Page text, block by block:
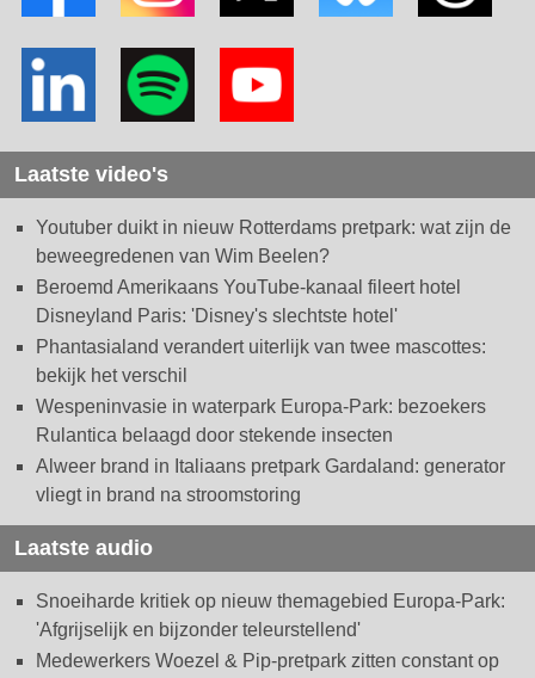
Laatste video's
Youtuber duikt in nieuw Rotterdams pretpark: wat zijn de
beweegredenen van Wim Beelen?
Beroemd Amerikaans YouTube-kanaal fileert hotel
Disneyland Paris: 'Disney's slechtste hotel'
Phantasialand verandert uiterlijk van twee mascottes:
bekijk het verschil
Wespeninvasie in waterpark Europa-Park: bezoekers
Rulantica belaagd door stekende insecten
Alweer brand in Italiaans pretpark Gardaland: generator
vliegt in brand na stroomstoring
Laatste audio
Snoeiharde kritiek op nieuw themagebied Europa-Park:
'Afgrijselijk en bijzonder teleurstellend'
Medewerkers Woezel & Pip-pretpark zitten constant op